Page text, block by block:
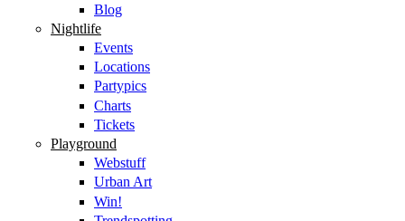
Blog
Nightlife
Events
Locations
Partypics
Charts
Tickets
Playground
Webstuff
Urban Art
Win!